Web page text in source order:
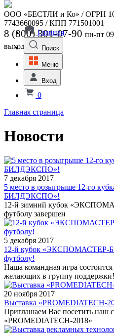
ООО «БЕСТЛИ и Ко» / ОГРН
7743660095 / КПП 771501001
8 (800) 301-07-90 пн-пт
выходной
Главная
Поиск
Меню
Вход
0
Главная страница
Новости
7 декабря 2017
5 место в розыгрыше 12-го
БИЛДЭКСПО»!
12-й зимний кубок
футболу завершен
5 декабря 2017
12-й кубок
футболу!
Наша командная игра
желающих в группу поддержки!
20 ноября 2017
Выставка «PROMEDIATECH-
Приглашаем Вас посетить наш
«PROMEDIATECH-2018»